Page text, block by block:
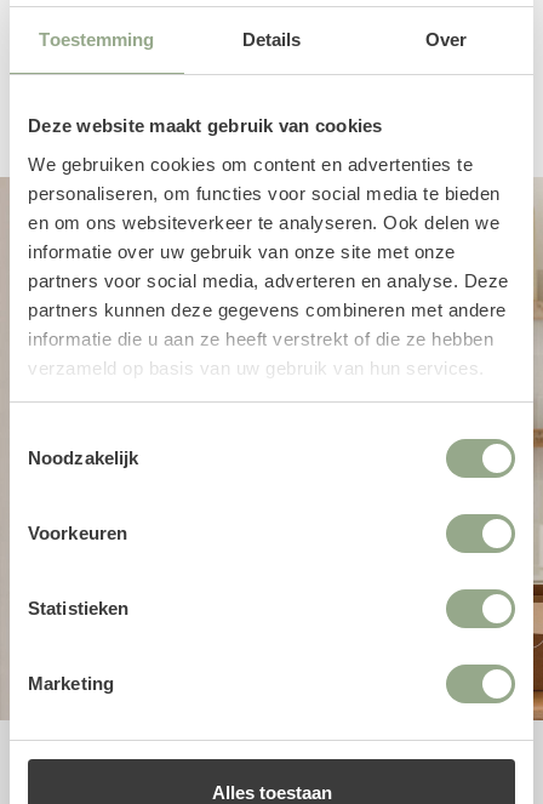
Toestemming Details Over
Deze website maakt gebruik van cookies
We gebruiken cookies om content en advertenties te
personaliseren, om functies voor social media te bieden
en om ons websiteverkeer te analyseren. Ook delen we
informatie over uw gebruik van onze site met onze
partners voor social media, adverteren en analyse. Deze
partners kunnen deze gegevens combineren met andere
informatie die u aan ze heeft verstrekt of die ze hebben
verzameld op basis van uw gebruik van hun services.
Noodzakelijk
Voorkeuren
Statistieken
Marketing
Alles toestaan